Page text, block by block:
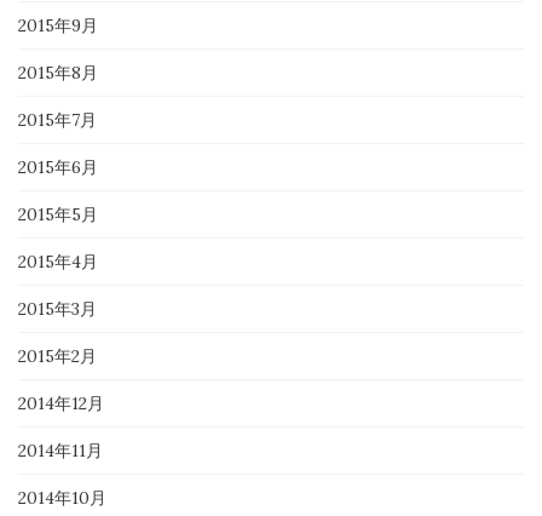
2015年9月
2015年8月
2015年7月
2015年6月
2015年5月
2015年4月
2015年3月
2015年2月
2014年12月
2014年11月
2014年10月